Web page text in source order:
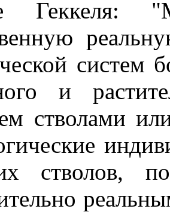
Геккеля:
систем
и
стволами
стволов,